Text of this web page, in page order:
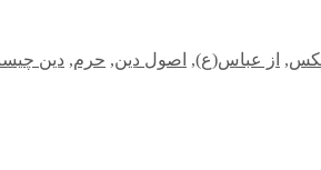
, از عباس(ع), اصول دین, حرم, دین